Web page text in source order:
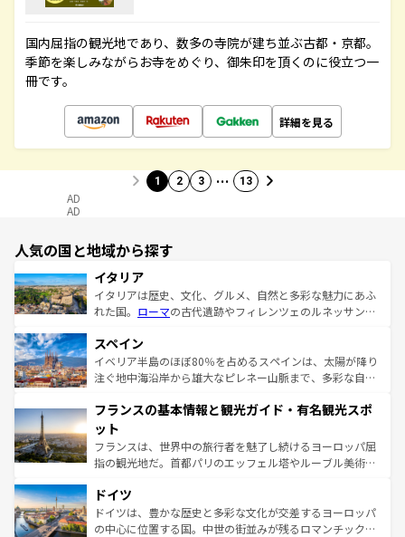
国内屈指の観光地であり、数多の寺院が建ち並ぶ古都・京都。
季節を楽しみながらお寺をめぐり、御朱印を頂くのに役立つ一
冊です。
詳細を見る
1 2 3 … 13
AD
AD
人気の国と地域から探す
イタリア
イタリアは歴史、文化、グルメ、自然と多彩な魅力にあふ
れた国。 ローマの古代遺跡やフィレンツェのルネッサンス
ろん、トスカーナの美しい田園風景やアマルフィ海岸の絶
景など、自然景観も見逃せない。観光の合間には、本場の
ピザやパスタなど、絶品のイタリア料理を堪能することも
ませてくれるイタリアで、忘れられない旅をしてみよう！
なお、新着のイタリア情報は
しい。
スペイン
イベリア半島のほぼ80％を占めるスペインは、太陽が降り
注ぐ地中海沿岸から雄大なピレネー山脈まで、多彩な自然
文化が根付くこの国では、情熱的なフラメンコ、熱気あふ
れる闘牛、そして美味しいタパスが生活の一部となってい
る。首都マドリードの洗練された雰囲気や、バルセロナの
アートに溢れた街角から、地方では古代ローマ遺跡や中世
せる。地方によって風土や気候が異なるスペインはその個
性で訪れる人を魅了する。 なお、新着のスペイン情報は コ
ンテンツ一覧を参照してほしい。
フランスの基本情報と観光ガイド・有名観光スポ
ット
フランスは、世界中の旅行者を魅了し続けるヨーロッパ屈
指の観光地だ。首都パリのエッフェル塔やルーブル美術館
で、幅広い魅力が詰まっている。華麗な宮殿、歴史的な大
聖堂、美しいビーチ、そして豊かな自然が、訪れる者を心
から魅了する。また、フランスは美食の国としても知ら
ドイツ
ドイツは、豊かな歴史と多彩な文化が交差するヨーロッパ
の中心に位置する国。中世の街並みが残るロマンチック街